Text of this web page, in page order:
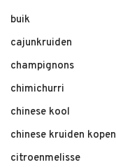
buik
cajunkruiden
champignons
chimichurri
chinese kool
chinese kruiden kopen
citroenmelisse